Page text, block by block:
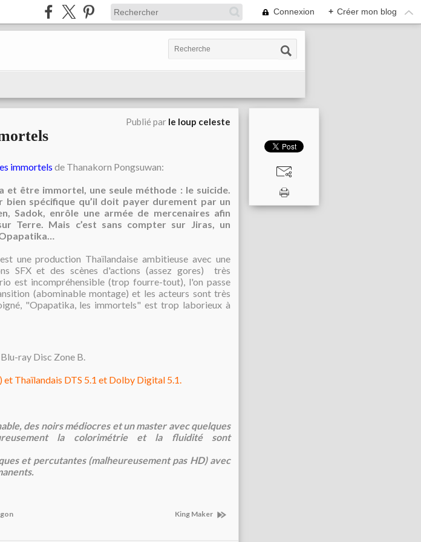
Connexion + Créer mon blog
Publié par le loup celeste
immortels de Thanakorn Pongsuwan:
et être immortel, une seule méthode : le suicide.
bien spécifique qu’il doit payer durement par un
Sadok, enrôle une armée de mercenaires afin
Terre. Mais c’est sans compter sur Jiras, un
une production Thaïlandaise ambitieuse avec une
SFX et des scènes d'actions (assez gores) très
est incompréhensible (trop fourre-tout), l'on passe
(abominable montage) et les acteurs sont très
"Opapatika, les immortels" est trop laborieux à
ray Disc Zone B.
et Thaïlandais DTS 5.1 et Dolby Digital 5.1.
des noirs médiocres et un master avec quelques
la colorimétrie et la fluidité sont
et percutantes (malheureusement pas HD) avec
King Maker